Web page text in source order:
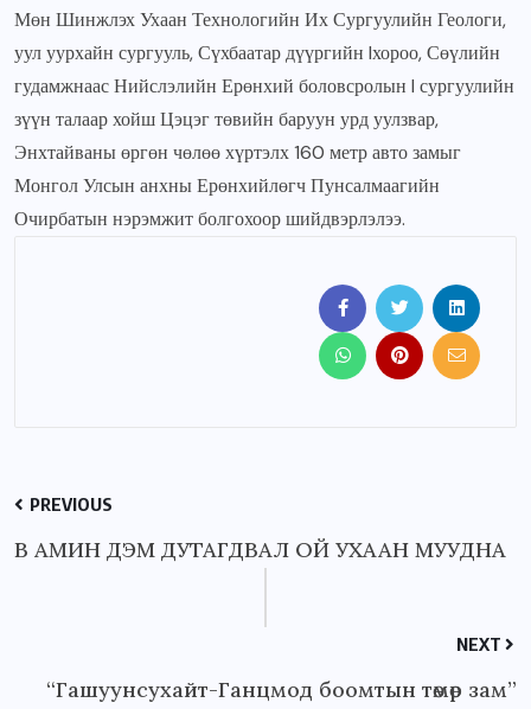
Мөн Шинжлэх Ухаан Технологийн Их Сургуулийн Геологи,
уул уурхайн сургууль, Сүхбаатар дүүргийн Iхороо, Сөүлийн
гудамжнаас Нийслэлийн Ерөнхий боловсролын I сургуулийн
зүүн талаар хойш Цэцэг төвийн баруун урд уулзвар,
Энхтайваны өргөн чөлөө хүртэлх 160 метр авто замыг
Монгол Улсын анхны Ерөнхийлөгч Пунсалмаагийн
Очирбатын нэрэмжит болгохоор шийдвэрлэлээ.
PREVIOUS
В АМИН ДЭМ ДУТАГДВАЛ ОЙ УХААН МУУДНА
NEXT
“Гашуунсухайт-Ганцмод боомтын төмөр зам”